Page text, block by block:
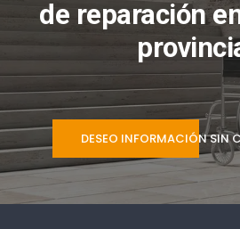
de reparación
DESEO INFORMACIÓN SIN